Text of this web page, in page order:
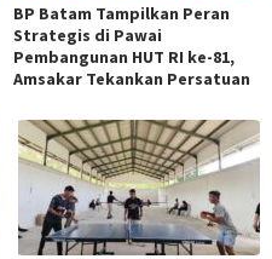
BP Batam Tampilkan Peran
Strategis di Pawai
Pembangunan HUT RI ke-81,
Amsakar Tekankan Persatuan